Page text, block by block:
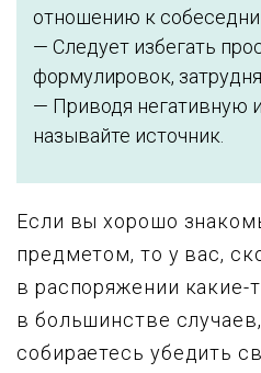
отношению к
— Следует избегать
формулировок,
— Приводя негативную
называйте источник.
Если вы хорошо
предметом, то у вас,
в распоряжении какие-
в большинстве
собираетесь убедить